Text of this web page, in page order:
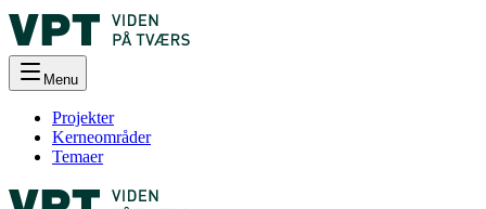
Menu
Projekter
Kerneområder
Temaer